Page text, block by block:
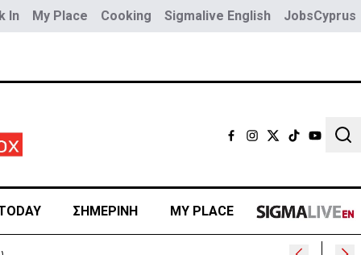
In My Place Cooking Sigmalive English JobsCyprus
ΣΗΜΕΡΙΝΗ MY PLACE